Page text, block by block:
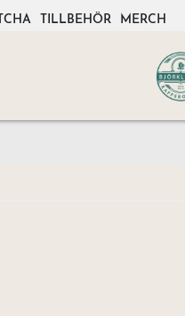
TILLBEHÖR MERCH